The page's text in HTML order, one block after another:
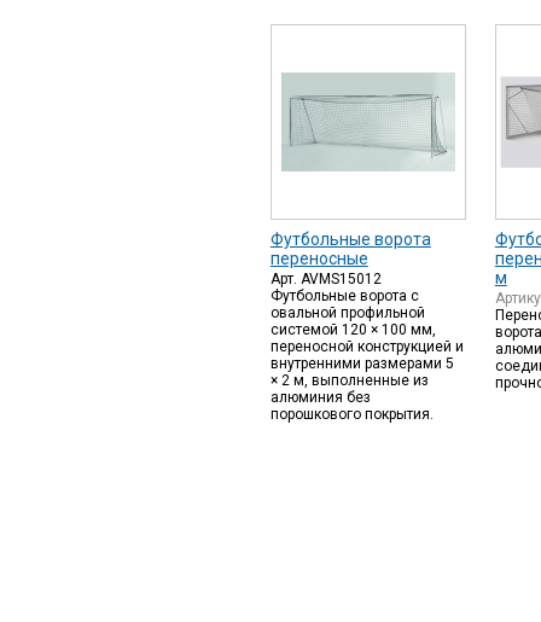
Футбольные ворота
переносные
Арт. AVMS15012
Футбольные ворота с
овальной профильной
системой 120 × 100 мм,
переносной конструкцией и
внутренними размерами 5
× 2 м, выполненные из
алюминия без
порошкового покрытия.
м